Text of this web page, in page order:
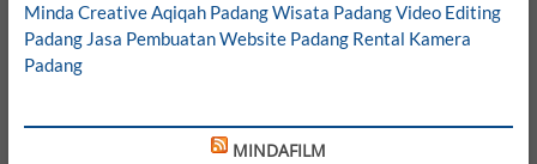
Minda CreativeAqiqah PadangWisata PadangVideo Editing
Padang Jasa Pembuatan Website Padang Rental Kamera
Padang
MINDAFILM